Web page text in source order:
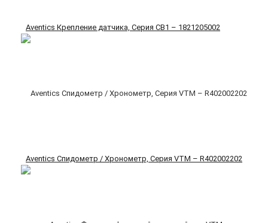
Aventics Крепление датчика, Cерия CB1 – 1821205002
Aventics Спидометр / Хронометр, Cерия VTM – R402002202